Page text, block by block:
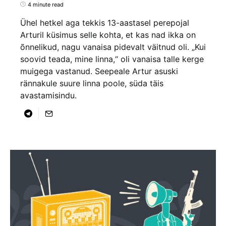
4 minute read
Ühel hetkel aga tekkis 13-aastasel perepojal
Arturil küsimus selle kohta, et kas nad ikka on
õnnelikud, nagu vanaisa pidevalt väitnud oli. „Kui
soovid teada, mine linna,“ oli vanaisa talle kerge
muigega vastanud. Seepeale Artur asuski
rännakule suure linna poole, süda täis
avastamisindu.